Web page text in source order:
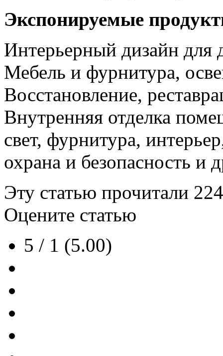
Экспонируемые
Интерьерный дизайн для
Мебель и фурнитура,
Восстановление,
Внутренняя отделка
свет, фурнитура,
охрана и безопасность и
Эту статью прочитали
Оцените статью
5 / 1 (5.00)